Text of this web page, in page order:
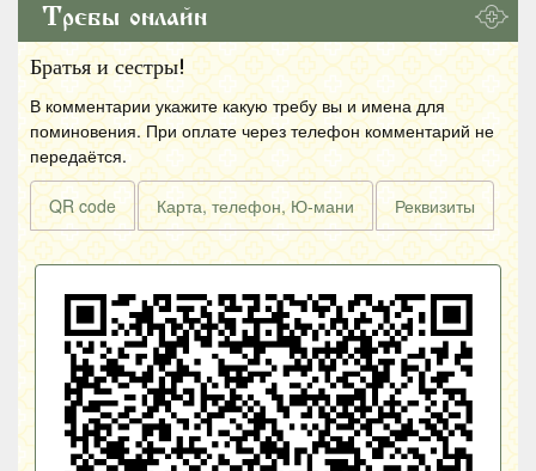
Требы онлайн
Братья и сестры!
В комментарии укажите какую требу вы и имена для
поминовения. При оплате через телефон комментарий не
передаётся.
QR code Карта, телефон, Ю-мани Реквизиты